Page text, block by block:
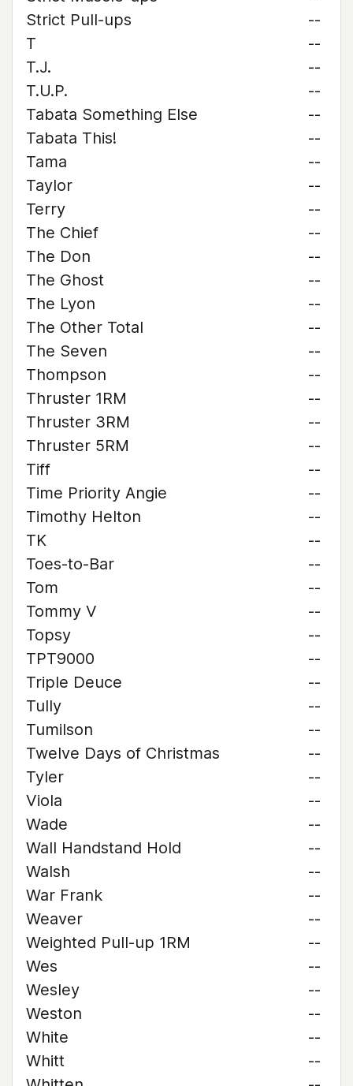
Strict Pull-ups
--
T
--
T.J.
--
T.U.P.
--
Tabata Something Else
--
Tabata This!
--
Tama
--
Taylor
--
Terry
--
The Chief
--
The Don
--
The Ghost
--
The Lyon
--
The Other Total
--
The Seven
--
Thompson
--
Thruster 1RM
--
Thruster 3RM
--
Thruster 5RM
--
Tiff
--
Time Priority Angie
--
Timothy Helton
--
TK
--
Toes-to-Bar
--
Tom
--
Tommy V
--
Topsy
--
TPT9000
--
Triple Deuce
--
Tully
--
Tumilson
--
Twelve Days of Christmas
--
Tyler
--
Viola
--
Wade
--
Wall Handstand Hold
--
Walsh
--
War Frank
--
Weaver
--
Weighted Pull-up 1RM
--
Wes
--
Wesley
--
Weston
--
White
--
Whitt
--